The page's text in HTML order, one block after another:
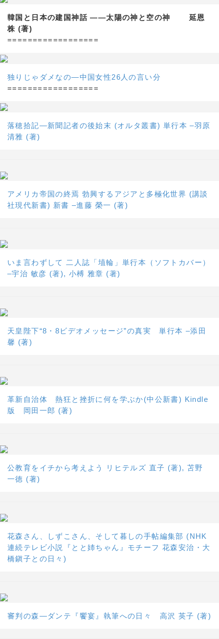
韓国と日本の建国神話 ——太陽の神と空の神 延恩
株 (著)
==================
独りじゃダメなの―中国女性26人の言い分
==================
落穂拾記―新聞記者の後始末 (オルタ叢書) 単行本 –羽原
清雅 (著)
アメリカ帝国の終焉 勃興するアジアと多極化世界 (講談
社現代新書) 新書 –進藤 榮一 (著)
いま言わずして 二人誌「埴輪」単行本（ソフトカバー）
–宇治 敏彦 (著), 小榑 雅章 (著)
天皇陛下“8・8ビデオメッセージ”の真実 単行本 –添田
馨 (著)
革新自治体 熱狂と挫折に何を学ぶか(中公新書) Kindle
版 岡田一郎 (著)
公教育をイチから考えよう リヒテルズ 直子 (著), 苫野
一徳 (著)
花森さん、しずこさん、そして暮しの手帖編集部 (NHK
連続テレビ小説『とと姉ちゃん』モチーフ 花森安治・大
橋鎭子との日々)
審判の森―ダンテ『饗宴』執筆への日々 高沢 英子 (著)